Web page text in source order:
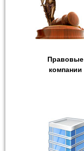
Правовые
компании